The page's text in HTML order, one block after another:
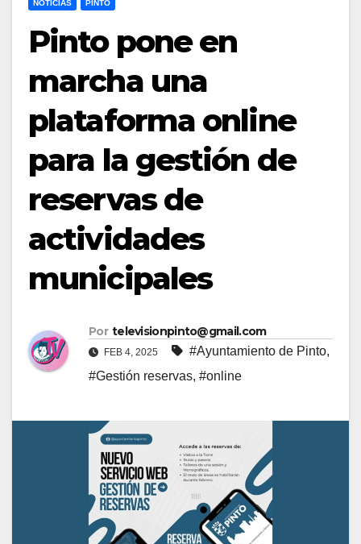
NOTICIAS PINTO
Pinto pone en
marcha una
plataforma online
para la gestión de
reservas de
actividades
municipales
Por televisionpinto@gmail.com
FEB 4, 2025 #Ayuntamiento de Pinto,
#Gestión reservas, #online